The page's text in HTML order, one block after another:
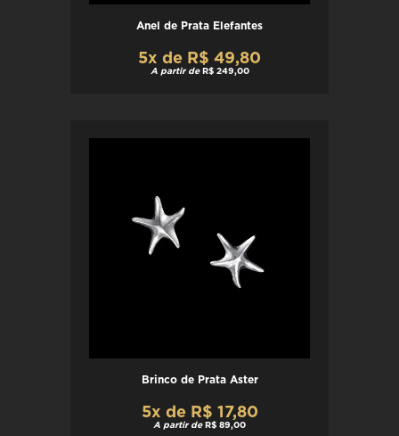
Anel de Prata Elefantes
5x de R$ 49,80
A partir de R$ 249,00
Brinco de Prata Aster
5x de R$ 17,80
A partir de R$ 89,00